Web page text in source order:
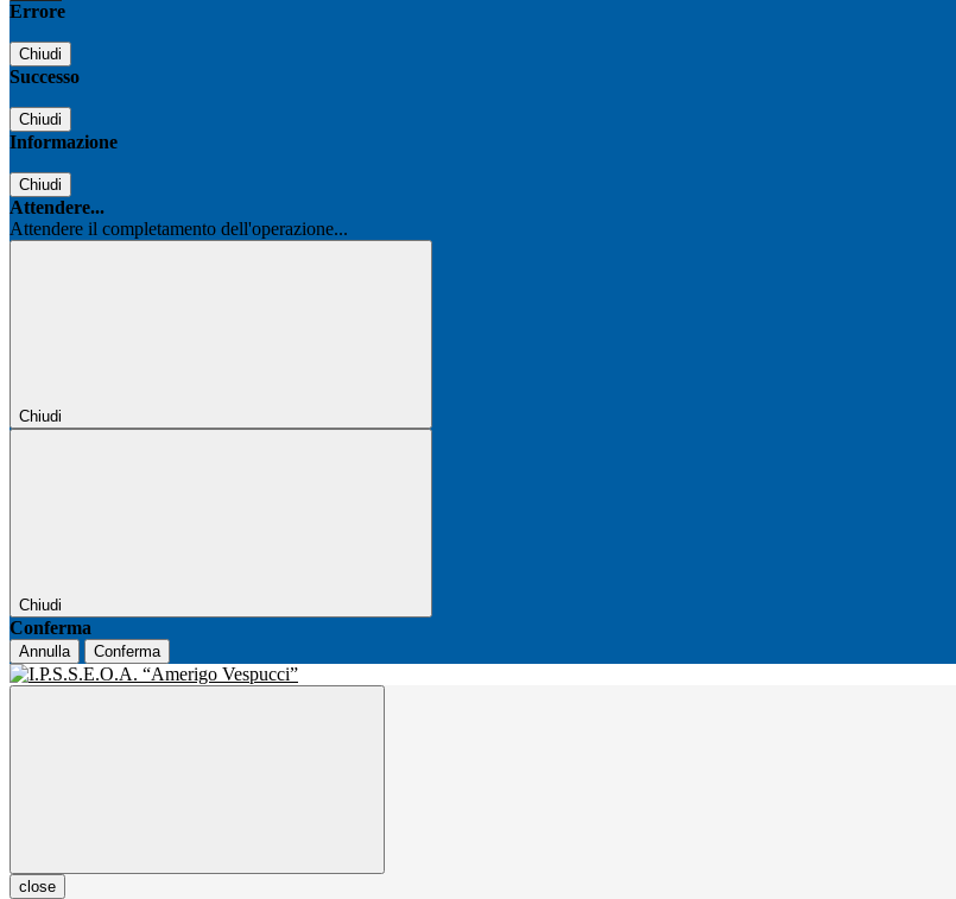
Errore
Chiudi
Successo
Chiudi
Informazione
Chiudi
Attendere...
Attendere il completamento dell'operazione...
Chiudi
Chiudi
Conferma
Annulla Conferma
close